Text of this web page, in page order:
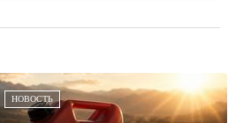
НОВОСТЬ